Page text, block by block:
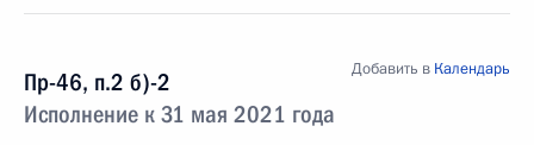
Пр-46, п.2 б)-2
Исполнение к 31 мая 2021 года
Добавить в Календарь